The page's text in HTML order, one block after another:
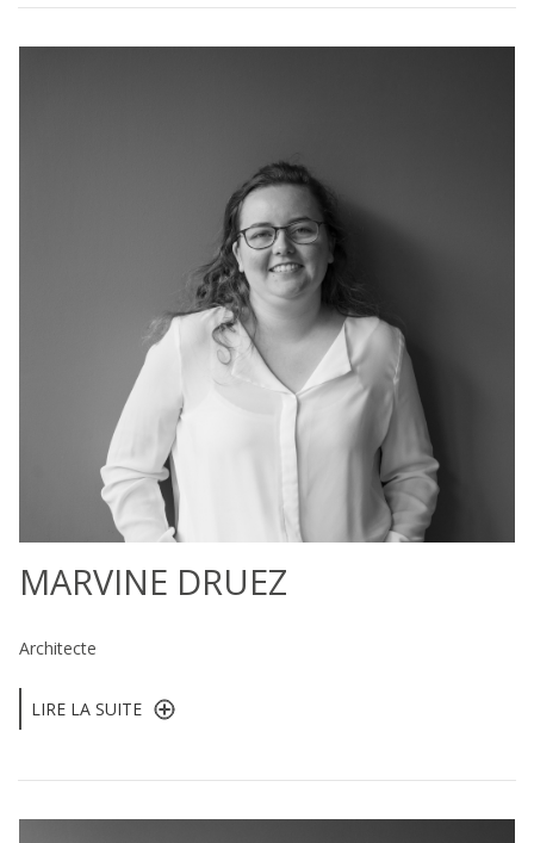
MARVINE DRUEZ
Architecte
LIRE LA SUITE